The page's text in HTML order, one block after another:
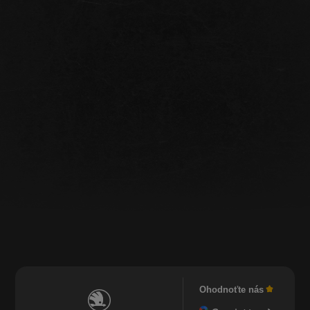
Ohodnoťte nás